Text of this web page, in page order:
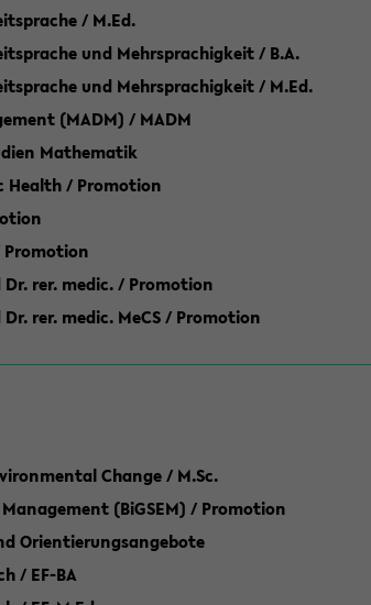
/ M.Ed.
und Mehrsprachigkeit / B.A.
und Mehrsprachigkeit / M.Ed.
(MADM) / MADM
Mathematik
Health / Promotion
Promotion
rer. medic. / Promotion
rer. medic. MeCS / Promotion
Change / M.Sc.
(BiGSEM) / Promotion
Orientierungsangebote
/ EF-BA